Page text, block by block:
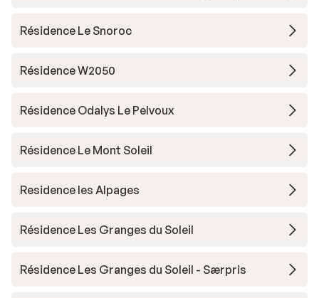
Résidence Le Snoroc
Résidence W2050
Résidence Odalys Le Pelvoux
Résidence Le Mont Soleil
Residence les Alpages
Résidence Les Granges du Soleil
Résidence Les Granges du Soleil - Særpris